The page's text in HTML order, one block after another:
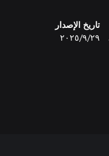
تاريخ الإصدار
٢٩‏/٩‏/٢٠٢٥